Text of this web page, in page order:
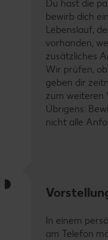
Du hast die
bewirb dich
Lebenslauf,
vorhanden,
zusätzliches
Wir prüfen,
geben dir
zum weiteren
Übrigens:
nicht alle
In einem
am Telefon